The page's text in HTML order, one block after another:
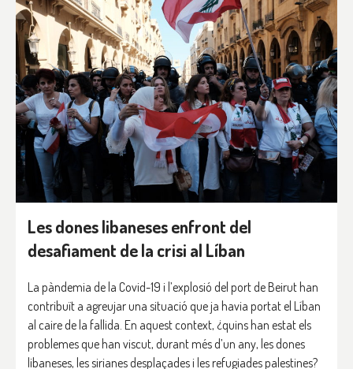
Les dones libaneses enfront del
desafiament de la crisi al Líban
La pàndemia de la Covid-19 i l’explosió del port de Beirut han
contribuït a agreujar una situació que ja havia portat el Líban
al caire de la fallida. En aquest context, ¿quins han estat els
problemes que han viscut, durant més d’un any, les dones
libaneses, les sirianes desplaçades i les refugiades palestines?